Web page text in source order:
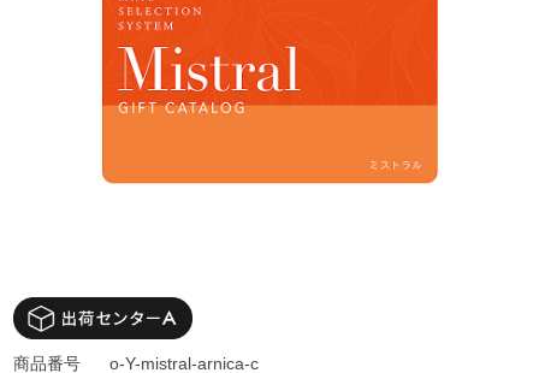
商品番号 o-Y-mistral-arnica-c